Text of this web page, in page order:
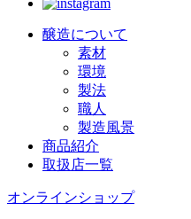
醸造について
素材
環境
製法
職人
製造風景
商品紹介
取扱店一覧
オンラインショップ